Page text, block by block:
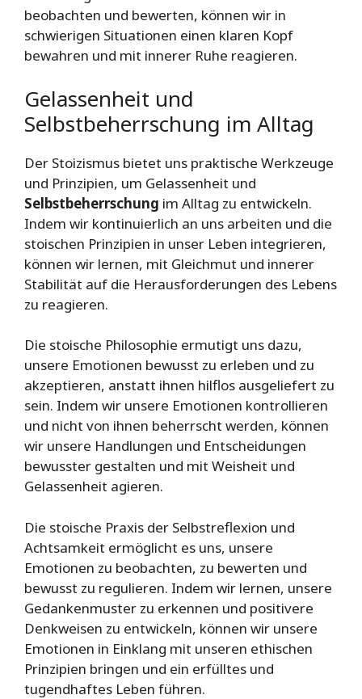
beobachten und bewerten, können wir in
schwierigen Situationen einen klaren Kopf
bewahren und mit innerer Ruhe reagieren.
Gelassenheit und
Selbstbeherrschung im Alltag
Der Stoizismus bietet uns praktische Werkzeuge
und Prinzipien, um Gelassenheit und
Selbstbeherrschung im Alltag zu entwickeln.
Indem wir kontinuierlich an uns arbeiten und die
stoischen Prinzipien in unser Leben integrieren,
können wir lernen, mit Gleichmut und innerer
Stabilität auf die Herausforderungen des Lebens
zu reagieren.
Die stoische Philosophie ermutigt uns dazu,
unsere Emotionen bewusst zu erleben und zu
akzeptieren, anstatt ihnen hilflos ausgeliefert zu
sein. Indem wir unsere Emotionen kontrollieren
und nicht von ihnen beherrscht werden, können
wir unsere Handlungen und Entscheidungen
bewusster gestalten und mit Weisheit und
Gelassenheit agieren.
Die stoische Praxis der Selbstreflexion und
Achtsamkeit ermöglicht es uns, unsere
Emotionen zu beobachten, zu bewerten und
bewusst zu regulieren. Indem wir lernen, unsere
Gedankenmuster zu erkennen und positivere
Denkweisen zu entwickeln, können wir unsere
Emotionen in Einklang mit unseren ethischen
Prinzipien bringen und ein erfülltes und
tugendhaftes Leben führen.